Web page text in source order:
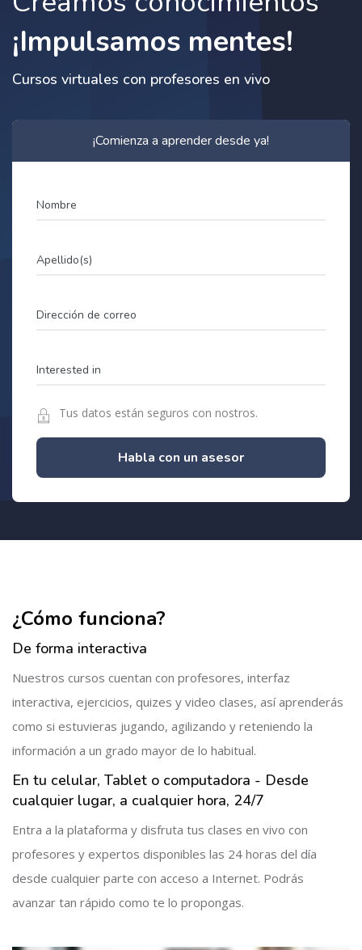
¡Impulsamos mentes!
Cursos virtuales con profesores en vivo
¡Comienza a aprender desde ya!
Tus datos están seguros con nostros.
Habla con un asesor
Salta [Cocoon] About (Text with Image)
¿Cómo funciona?
De forma interactiva
Nuestros cursos cuentan con profesores, interfaz
interactiva, ejercicios, quizes y video clases, así aprenderás
como si estuvieras jugando, agilizando y reteniendo la
información a un grado mayor de lo habitual.
En tu celular, Tablet o computadora - Desde
cualquier lugar, a cualquier hora, 24/7
Entra a la plataforma y disfruta tus clases en vivo con
profesores y expertos disponibles las 24 horas del día
desde cualquier parte con acceso a Internet. Podrás
avanzar tan rápido como te lo propongas.